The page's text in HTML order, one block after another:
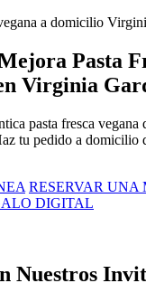
a domicilio
Pasta
Virginia
pasta fresca vegana
tu pedido a domicilio
RESERVAR UNA
DIGITAL
Nuestros